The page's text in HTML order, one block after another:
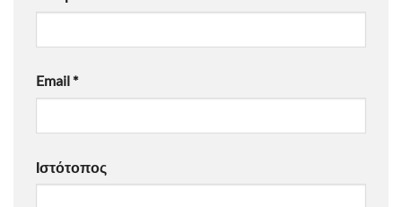
Email*
Ιστότοπος